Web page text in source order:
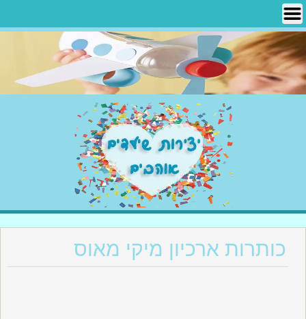
Skip
content
יצירות שילדים אוהבים
כותרות ארכיון מיקי מאוס